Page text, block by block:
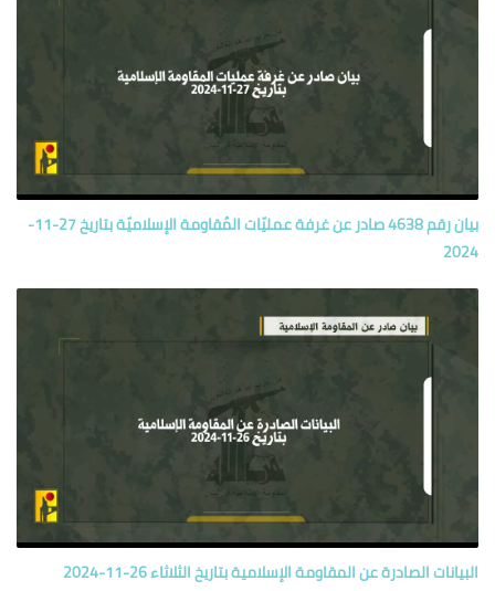
بيان رقم 4638 صادر عن غرفة عمليّات المُقاومة الإسلاميّة بتاريخ 27-11-
2024
البيانات الصادرة عن المقاومة الإسلامية بتاريخ الثلاثاء 26-11-2024